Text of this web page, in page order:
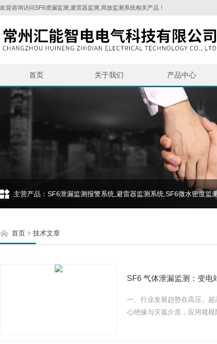
欢迎咨询访问SF6泄漏监测,避雷器监测,局放监测系统相关产品！
首页 关于我们 产品中心
首页 > 技术文章
SF6 气体泄漏监测：变电
一、行业发展趋势在高压、
心绝缘与灭弧介质，应用规